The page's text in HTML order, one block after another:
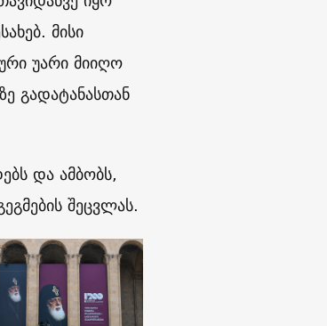
მისი
უარი მიიღო
გადატანასთან
და ამბობს,
შეცვლას.